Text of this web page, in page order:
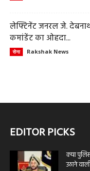
लेफ्टिनेंट जनरल जे.
कमांडेंट का ओहदा...
सेना Rakshak News
EDITOR PICKS
क्या
उठाने